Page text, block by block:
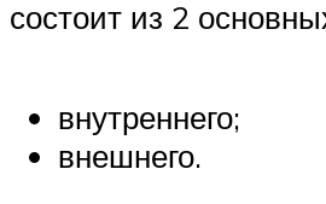
состоит из 2
внутреннего;
внешнего.